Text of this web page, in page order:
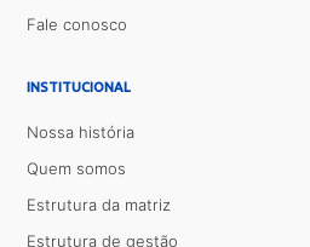
Fale conosco
INSTITUCIONAL
Nossa história
Quem somos
Estrutura da matriz
Estrutura de gestão